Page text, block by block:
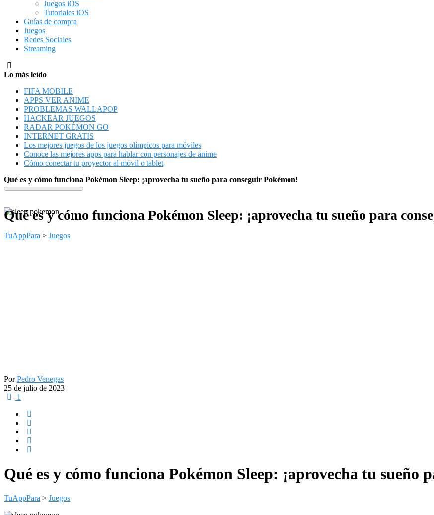
Juegos iOS
Tutoriales iOS
Guías de compra
Juegos
Redes Sociales
Streaming
Lo más leído
FIFA MOBILE
APPS VER ANIME
PROBLEMAS WALLAPOP
HACKEAR JUEGOS
RADAR POKÉMON GO
INTERNET GRATIS
Los mejores juegos de los juegos olímpicos para móviles
Conoce las mejores apps para hablar con personajes de anime
Cómo conectar tu proyector al móvil o tablet
Qué es y cómo funciona Pokémon Sleep: ¡aprovecha tu sueño para conseguir Pokémon!
Qué es y cómo funciona Pokémon Sleep: ¡aprovecha tu sueño para
TuAppPara > Juegos
PorPedro Venegas
25 de julio de 2023
1
Qué es y cómo funciona Pokémon Sleep: ¡aprovecha tu sueño
TuAppPara > Juegos